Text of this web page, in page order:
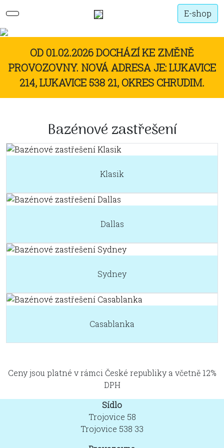
E-shop
OD 01.02.2026 DOCHÁZÍ KE ZMĚNĚ
PROVOZOVNY. NOVÁ ADRESA JE: LUKAVICE
214, LUKAVICE 538 21, OKRES CHRUDIM.
Bazénové zastřešení
Klasik
Dallas
Sydney
Casablanka
Ceny jsou platné v rámci České republiky a včetně 12%
DPH
Sídlo
Trojovice 58
Trojovice 538 33